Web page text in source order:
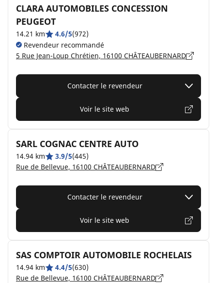
CLARA AUTOMOBILES CONCESSION
PEUGEOT
14.21 km 4.6/5(972)
Revendeur recommandé
5 Rue Jean-Loup Chrétien, 16100 CHÂTEAUBERNARD
Contacter le revendeur
Voir le site web
SARL COGNAC CENTRE AUTO
14.94 km 3.9/5(445)
Rue de Bellevue, 16100 CHÂTEAUBERNARD
Contacter le revendeur
Voir le site web
SAS COMPTOIR AUTOMOBILE ROCHELAIS
14.94 km 4.4/5(630)
Rue de Bellevue, 16100 CHÂTEAUBERNARD